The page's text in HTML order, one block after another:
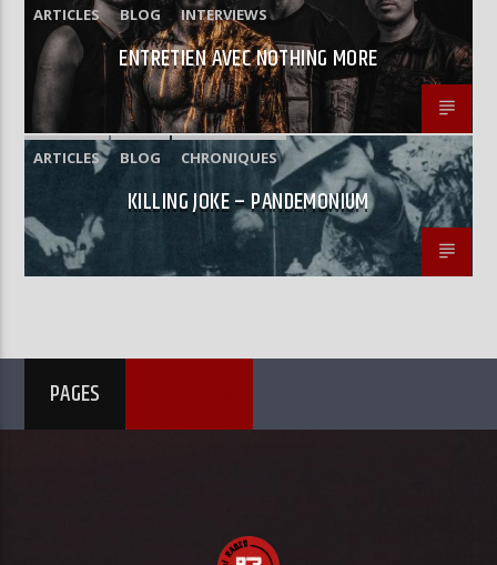
ARTICLES BLOG INTERVIEWS
ENTRETIEN AVEC NOTHING MORE
ARTICLES BLOG CHRONIQUES
KILLING JOKE – PANDEMONIUM
PAGES